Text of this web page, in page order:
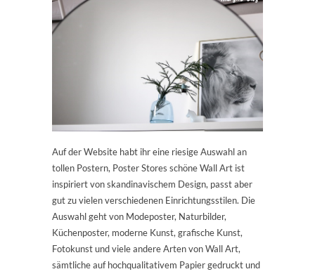
Auf der Website habt ihr eine riesige Auswahl an
tollen Postern, Poster Stores schöne Wall Art ist
inspiriert von skandinavischem Design, passt aber
gut zu vielen verschiedenen Einrichtungsstilen. Die
Auswahl geht von Modeposter, Naturbilder,
Küchenposter, moderne Kunst, grafische Kunst,
Fotokunst und viele andere Arten von Wall Art,
sämtliche auf hochqualitativem Papier gedruckt und